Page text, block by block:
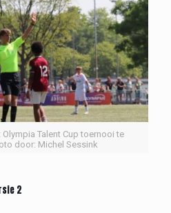
Talent Cup toernooi te
door: Michel Sessink
2